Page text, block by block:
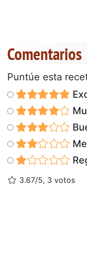
Comentarios
Puntúe esta
3.67/5, 3 votos